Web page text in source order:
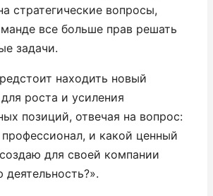
стратегические вопросы,
все больше прав решать
задачи.
находить новый
роста и усиления
позиций, отвечая на вопрос:
и какой ценный
для своей компании
деятельность?».